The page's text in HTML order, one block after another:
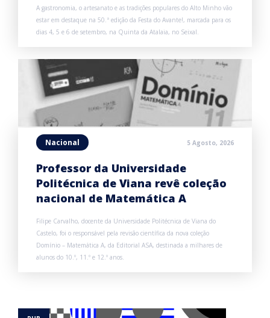
A gastronomia, o artesanato e as tradições populares do Alto Minho vão
estar em destaque na 50.ª edição da Festa do Avante!, marcada para os
dias 4, 5 e 6 de setembro, na Quinta da Atalaia, no Seixal.
Nacional 5 Agosto, 2026
Professor da Universidade
Politécnica de Viana revê coleção
nacional de Matemática A
Filipe Carvalho, docente da Universidade Politécnica de Viana do
Castelo, foi o responsável pela revisão científica da nova coleção
Domínio – Matemática A, da Editorial ASA, destinada a milhares de
alunos do 10.º, 11.º e 12.º anos.